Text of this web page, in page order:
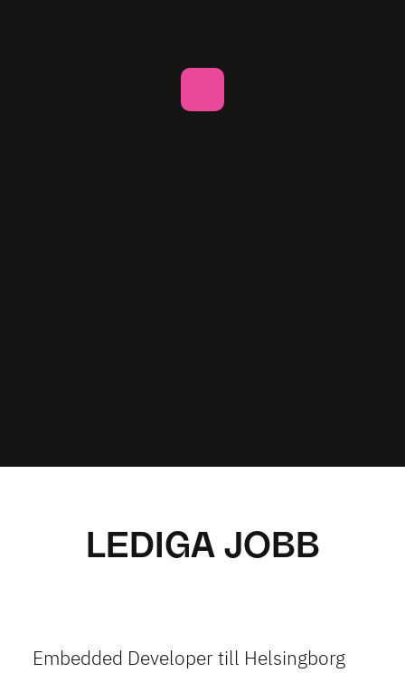
LEDIGA JOBB
Embedded Developer till Helsingborg